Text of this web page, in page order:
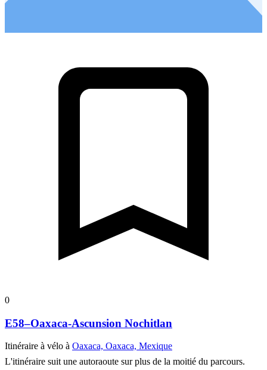
0
E58–Oaxaca-Ascunsion Nochitlan
Itinéraire à vélo à Oaxaca, Oaxaca, Mexique
L'itinéraire suit une autoraoute sur plus de la moitié du parcours.